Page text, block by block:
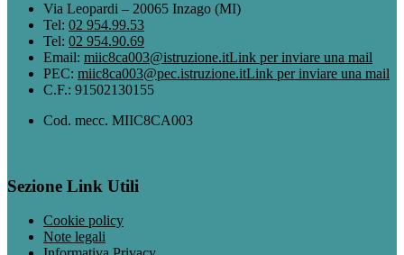
Via Leopardi – 20065 Inzago (MI)
Tel: 02 954.99.53
Tel: 02 954.90.69
Email: miic8ca003@istruzione.itLink per inviare una mail
PEC: miic8ca003@pec.istruzione.itLink per inviare una mail
C.F.: 91502130155
Cod. mecc. MIIC8CA003
Sezione Link Utili
Cookie policy
Note legali